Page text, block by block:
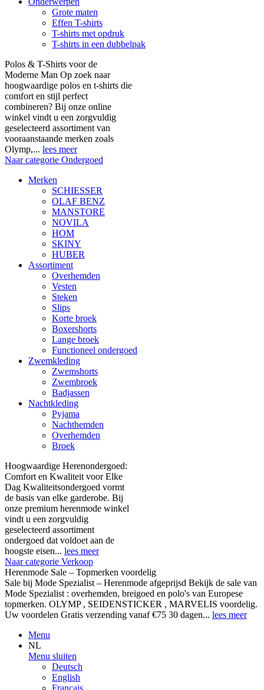
Grote maten
Effen T-shirts
T-shirts met opdruk
T-shirts in een dubbelpak
Polos & T-Shirts voor de
Moderne Man Op zoek naar
hoogwaardige polos en t-shirts die
comfort en stijl perfect
combineren? Bij onze online
winkel vindt u een zorgvuldig
geselecteerd assortiment van
vooraanstaande merken zoals
Olymp,... lees meer
Naar categorie Ondergoed
Merken
SCHIESSER
OLAF BENZ
MANSTORE
NOVILA
HOM
SKINY
HUBER
Assortiment
Overhemden
Vesten
Steken
Slips
Korte broek
Boxershorts
Lange broek
Functioneel ondergoed
Zwemkleding
Zwemshorts
Zwembroek
Badjassen
Nachtkleding
Pyjama
Nachthemden
Overhemden
Broek
Hoogwaardige Herenondergoed:
Comfort en Kwaliteit voor Elke
Dag Kwaliteitsondergoed vormt
de basis van elke garderobe. Bij
onze premium herenmode winkel
vindt u een zorgvuldig
geselecteerd assortiment
ondergoed dat voldoet aan de
hoogste eisen... lees meer
Naar categorie Verkoop
Herenmode Sale – Topmerken voordelig
Sale bij Mode Spezialist – Herenmode afgeprijsd Bekijk de sale van
Mode Spezialist : overhemden, breigoed en polo's van Europese
topmerken. OLYMP , SEIDENSTICKER , MARVELIS voordelig.
Uw voordelen Gratis verzending vanaf €75 30 dagen... lees meer
Menu
NL
Menu sluiten
Deutsch
English
Français